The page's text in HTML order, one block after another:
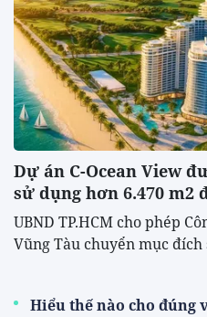
Dự án C-Ocean View
sử dụng hơn 6.470 m2
UBND TP.HCM cho phép
Vũng Tàu chuyển mục đích
Hiểu thế nào cho đúng